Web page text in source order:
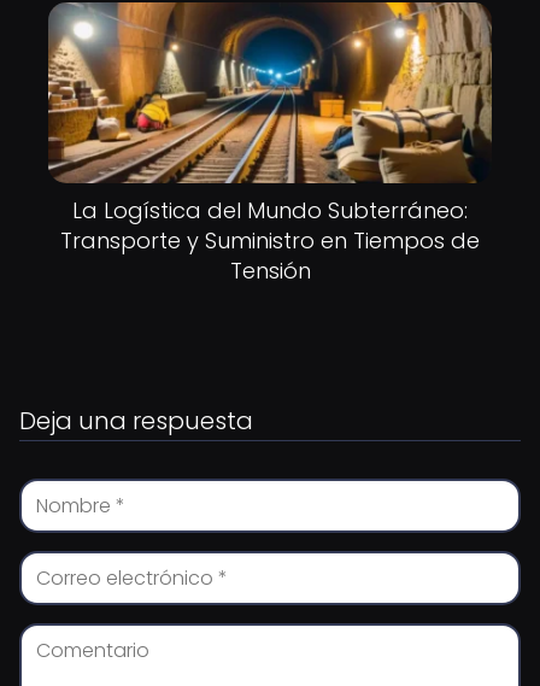
La Logística del Mundo Subterráneo:
Transporte y Suministro en Tiempos de
Tensión
Deja una respuesta